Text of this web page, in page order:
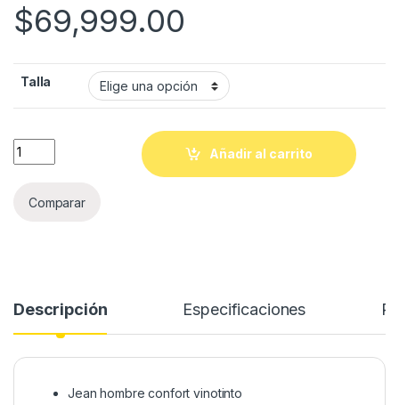
$69,999.00
Talla
Quantity
Añadir al carrito
Comparar
Descripción Especificaciones
Jean hombre confort vinotinto